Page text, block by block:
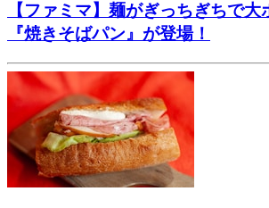
【ファミマ】麺がぎっちぎちで大
『焼きそばパン』が登場！